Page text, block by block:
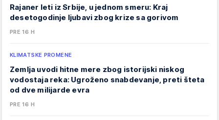
Rajaner leti iz Srbije, u jednom smeru: Kraj
desetogodinje ljubavi zbog krize sa gorivom
PRE 16 H
KLIMATSKE PROMENE
Zemlja uvodi hitne mere zbog istorijski niskog
vodostaja reka: Ugroženo snabdevanje, preti šteta
od dve milijarde evra
PRE 16 H